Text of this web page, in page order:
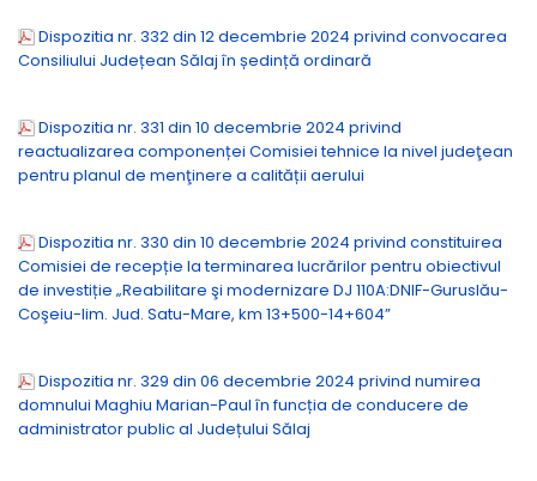
Dispozitia nr. 332 din 12 decembrie 2024 privind convocarea
Consiliului Județean Sălaj în ședință ordinară
Dispozitia nr. 331 din 10 decembrie 2024 privind
reactualizarea componenței Comisiei tehnice la nivel judeţean
pentru planul de menţinere a calității aerului
Dispozitia nr. 330 din 10 decembrie 2024 privind constituirea
Comisiei de recepție la terminarea lucrărilor pentru obiectivul
de investiție „Reabilitare şi modernizare DJ 110A:DNIF-Guruslău-
Coşeiu-lim. Jud. Satu-Mare, km 13+500-14+604”
Dispozitia nr. 329 din 06 decembrie 2024 privind numirea
domnului Maghiu Marian-Paul în funcția de conducere de
administrator public al Județului Sălaj